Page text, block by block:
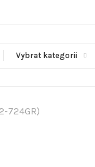
Vybrat kategorii
724GR)